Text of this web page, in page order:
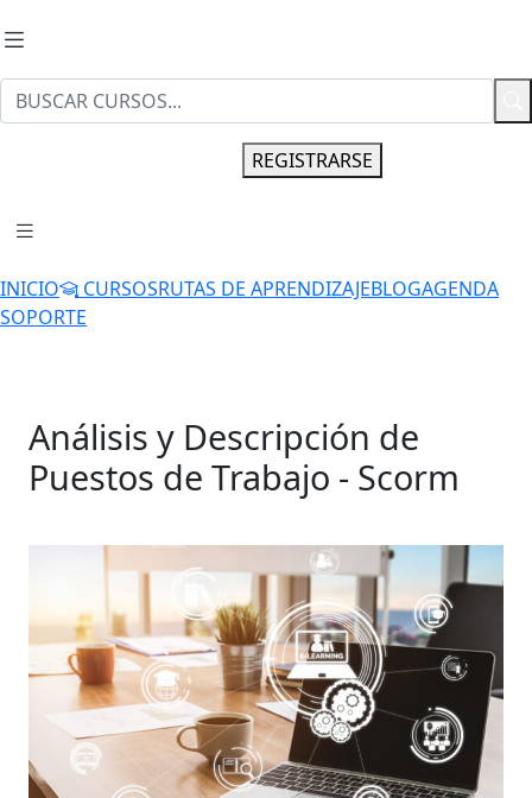
REGISTRARSE
INICIO CURSOSRUTAS DE APRENDIZAJEBLOGAGENDA
SOPORTE
Análisis y Descripción de
Puestos de Trabajo - Scorm